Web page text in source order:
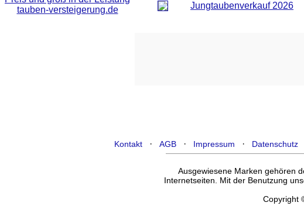
tauben-versteigerung.de Jungtaubenverkauf 2026
Kontakt· AGB· Impressum · Datenschutz
Ausgewiesene Marken gehören
Internetseiten. Mit der Benutzung
Copyright